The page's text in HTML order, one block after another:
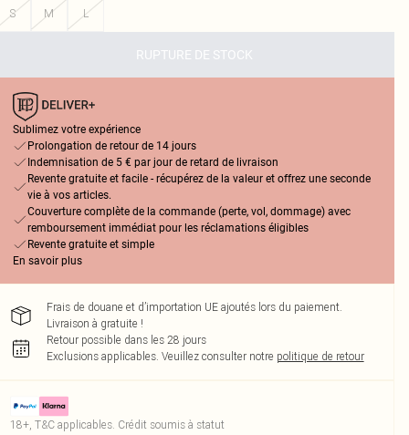
S
M L
RUPTURE DE STOCK
Sublimez votre expérience
Prolongation de retour de 14 jours
Indemnisation de 5 € par jour de retard de livraison
Revente gratuite et facile - récupérez de la valeur et offrez une seconde
vie à vos articles.
Couverture complète de la commande (perte, vol, dommage) avec
remboursement immédiat pour les réclamations éligibles
Revente gratuite et simple
En savoir plus
Frais de douane et d’importation UE ajoutés lors du paiement.
Livraison à gratuite !
Retour possible dans les 28 jours
Exclusions applicables. Veuillez consulter notre politique de retour
18+, T&C applicables. Crédit soumis à statut